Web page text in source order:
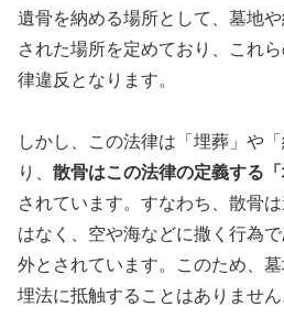
遺骨を納める場所として、墓地
された場所を定めており、これ
律違反となります。
しかし、この法律は「埋葬」や
り、 散骨はこの法律の定義する
されています。すなわち、散骨
はなく、空や海などに撒く行為
外とされています。このため、
埋法に抵触することはありません